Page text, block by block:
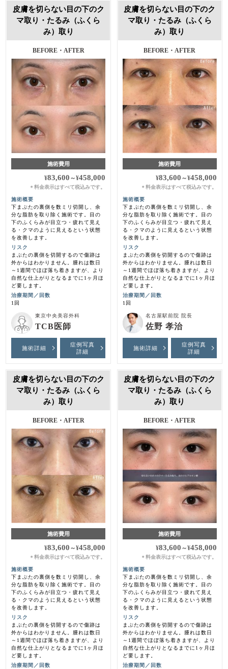
皮膚を切らない目の下のク
マ取り・たるみ（ふくら
み）取り
BEFORE・AFTER
施術費用
¥83,600 ～¥458,000
＊料金表示はすべて税込みです。
施術概要
下まぶたの裏側を数ミリ切開し、余
分な脂肪を取り除く施術です。目の
下のふくらみが目立つ・疲れて見え
る・クマのように見えるという状態
を改善します。
リスク
まぶたの裏側を切開するので傷跡は
外からはわかりません。腫れは数日
～1週間でほぼ落ち着きますが、より
自然な仕上がりとなるまでに1ヶ月ほ
ど要します。
治療期間／回数
1回
東京中央美容外科
TCB医師
施術詳細
症例写真
詳細
皮膚を切らない目の下のク
マ取り・たるみ（ふくら
み）取り
BEFORE・AFTER
施術費用
¥83,600 ～¥458,000
＊ 料金表示はすべて税込みです。
施術概要
下まぶたの裏側を数ミリ切開し、余
分な脂肪を取り除く施術です。目の
下のふくらみが目立つ・疲れて見え
る・クマのように見えるという状態
を改善します。
リスク
まぶたの裏側を切開するので傷跡は
外からはわかりません。腫れは数日
～1週間でほぼ落ち着きますが、より
自然な仕上がりとなるまでに1ヶ月ほ
ど要します。
治療期間／回数
1回
名古屋駅前院 院長
佐野 孝治
施術詳細
症例写真
詳細
皮膚を切らない目の下のク
マ取り・たるみ（ふくら
み）取り
BEFORE・AFTER
施術費用
¥83,600 ～¥458,000
＊料金表示はすべて税込みです。
施術概要
下まぶたの裏側を数ミリ切開し、余
分な脂肪を取り除く施術です。目の
下のふくらみが目立つ・疲れて見え
る・クマのように見えるという状態
を改善します。
リスク
まぶたの裏側を切開するので傷跡は
外からはわかりません。腫れは数日
～1週間でほぼ落ち着きますが、より
自然な仕上がりとなるまでに1ヶ月ほ
ど要します。
治療期間／回数
皮膚を切らない目の下のク
マ取り・たるみ（ふくら
み）取り
BEFORE・AFTER
施術費用
¥83,600 ～¥458,000
＊ 料金表示はすべて税込みです。
施術概要
下まぶたの裏側を数ミリ切開し、余
分な脂肪を取り除く施術です。目の
下のふくらみが目立つ・疲れて見え
る・クマのように見えるという状態
を改善します。
リスク
まぶたの裏側を切開するので傷跡は
外からはわかりません。腫れは数日
～1週間でほぼ落ち着きますが、より
自然な仕上がりとなるまでに1ヶ月ほ
ど要します。
治療期間／回数